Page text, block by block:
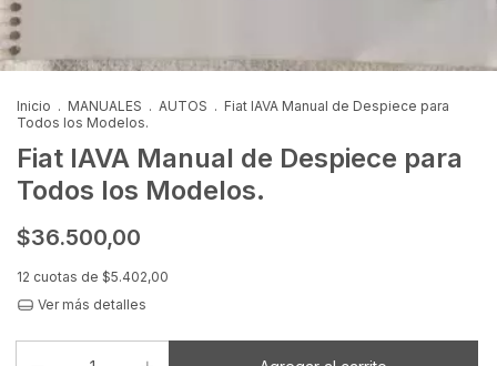
Inicio . MANUALES . AUTOS . Fiat IAVA Manual de Despiece para
Todos los Modelos.
Fiat IAVA Manual de Despiece para
Todos los Modelos.
$36.500,00
12 cuotas de $5.402,00
Ver más detalles